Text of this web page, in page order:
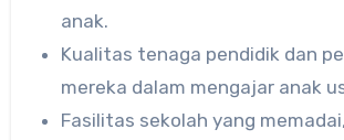
anak.
Kualitas tenaga pendidik dan
mereka dalam mengajar anak
Fasilitas sekolah yang